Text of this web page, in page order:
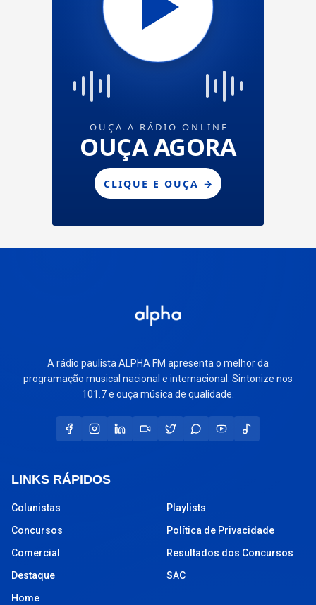
A rádio paulista ALPHA FM apresenta o melhor da
programação musical nacional e internacional. Sintonize nos
101.7 e ouça música de qualidade.
LINKS RÁPIDOS
Colunistas
Concursos
Comercial
Destaque
Home
Playlists
Política de Privacidade
Resultados dos Concursos
SAC